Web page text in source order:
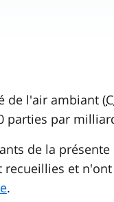
de l'air ambiant (
parties par
de la présente
et
.